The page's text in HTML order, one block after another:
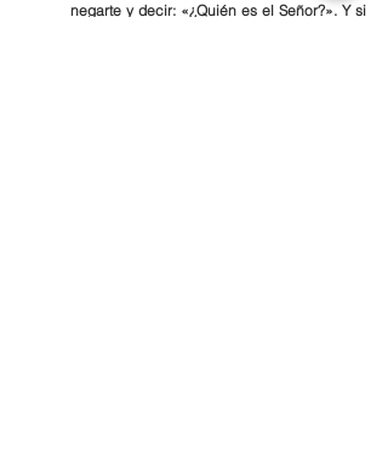
negarte y decir: «¿Quién es el Señor?». Y si